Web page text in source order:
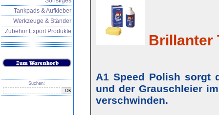
Tankpads & Aufkleber
Werkzeuge & Ständer
Zubehör Export Produkte
Suchen:
Brillanter
A1 Speed Polish sorgt
und der Grauschleier
verschwinden.